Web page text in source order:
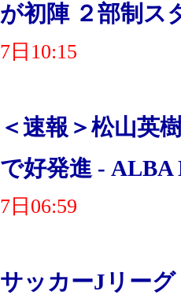
が初陣 ２部制ス
7日10:15
＜速報＞松山英
で好発進 - ALBA
7日06:59
サッカーJリー